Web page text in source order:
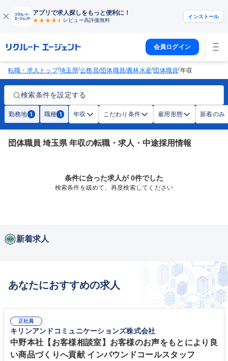
アプリで求人探しをもっと便利に！
レビュー高評価無料
インストール
会員ログイン
転職・求人トップ/埼玉県/公務員/団体職員/農林水産/団体職員/年収
検索条件を設定する
勤務地 1 職種 1 年収 こだわり条件 雇用形態 新着のみ
団体職員 埼玉県 年収の転職・求人・中途採用情報
条件に合った求人が 0件でした
検索条件を緩めて、再度検索してください
新着求人
あなたにおすすめの求人
正社員
キリンアンドコミュニケーションズ株式会社
中野本社【お客様相談室】お客様のお声をもとにより良
い商品づくりへ貢献 インバウンドコールスタッフ